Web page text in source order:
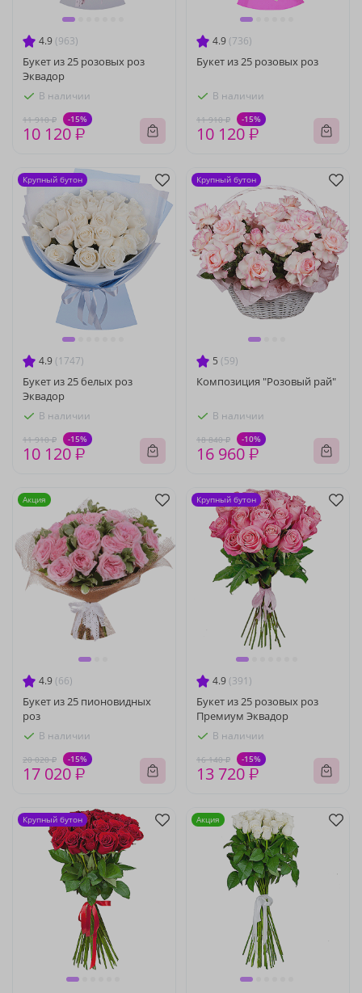
4.9 (963)
Букет из 25 розовых роз
Эквадор
В наличии
11 910 ₽ -15%
10 120 ₽
4.9 (736)
Букет из 25 розовых роз
В наличии
11 910 ₽ -15%
10 120 ₽
4.9 (1747)
Букет из 25 белых роз
Эквадор
В наличии
11 910 ₽ -15%
10 120 ₽
Крупный бутон
5 (59)
Композиция "Розовый рай"
В наличии
18 840 ₽ -10%
16 960 ₽
Крупный бутон
4.9 (66)
Букет из 25 пионовидных
роз
В наличии
20 020 ₽ -15%
17 020 ₽
Акция
4.9 (391)
Букет из 25 розовых роз
Премиум Эквадор
В наличии
16 140 ₽ -15%
13 720 ₽
Крупный бутон
Крупный бутон Акция